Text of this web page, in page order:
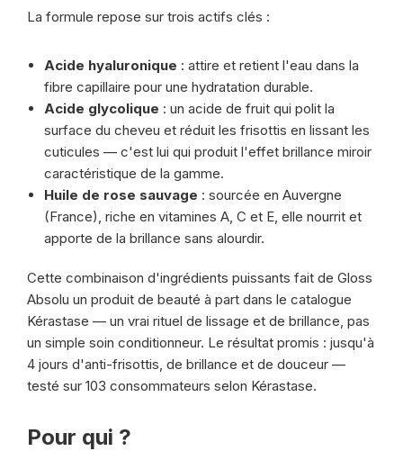
La formule repose sur trois actifs clés :
Acide hyaluronique : attire et retient l'eau dans la
fibre capillaire pour une hydratation durable.
Acide glycolique : un acide de fruit qui polit la
surface du cheveu et réduit les frisottis en lissant les
cuticules — c'est lui qui produit l'effet brillance miroir
caractéristique de la gamme.
Huile de rose sauvage : sourcée en Auvergne
(France), riche en vitamines A, C et E, elle nourrit et
apporte de la brillance sans alourdir.
Cette combinaison d'ingrédients puissants fait de Gloss
Absolu un produit de beauté à part dans le catalogue
Kérastase — un vrai rituel de lissage et de brillance, pas
un simple soin conditionneur. Le résultat promis : jusqu'à
4 jours d'anti-frisottis, de brillance et de douceur —
testé sur 103 consommateurs selon Kérastase.
Pour qui ?